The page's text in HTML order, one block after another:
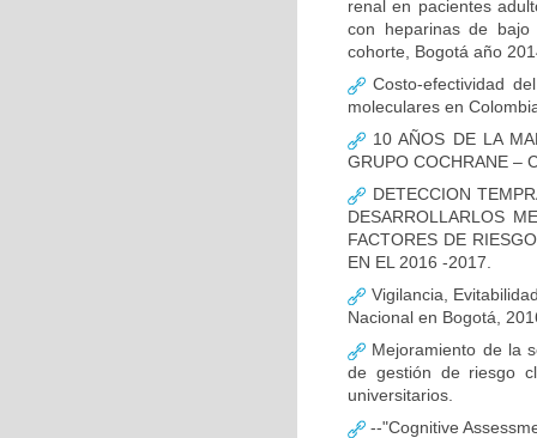
renal en pacientes
con heparinas de
cohorte, Bogotá año
Costo-efectividad
moleculares en
10 AÑOS DE LA
GRUPO COCHRANE –
DETECCION
DESARROLLARLOS
FACTORES DE
EN EL 2016 -2017.
Vigilancia,
Nacional en Bogotá,
Mejoramiento de la
de gestión de riesgo
universitarios.
--"Cognitive